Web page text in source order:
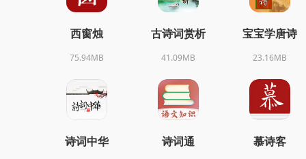
西窗烛
75.94MB
古诗词赏析
41.09MB
宝宝学唐诗
23.16MB
诗词中华 诗词通 慕诗客